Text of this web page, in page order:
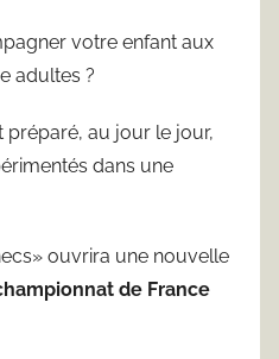
votre enfant aux
adultes ?
préparé, au jour le jour,
dans une
ouvrira une nouvelle
de France